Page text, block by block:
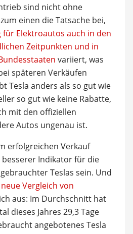
sind nicht ohne
einen die Tatsache bei,
für Elektroautos auch in den
Zeitpunkten und in
variiert, was
späteren Verkäufen
Tesla anders als so gut wie
so gut wie keine Rabatte,
mit den offiziellen
Autos ungenau ist.
erfolgreichen Verkauf
Indikator für die
Teslas sein. Und
Vergleich von
aus: Im Durchschnitt hat
dieses Jahres 29,3 Tage
angebotenes Tesla